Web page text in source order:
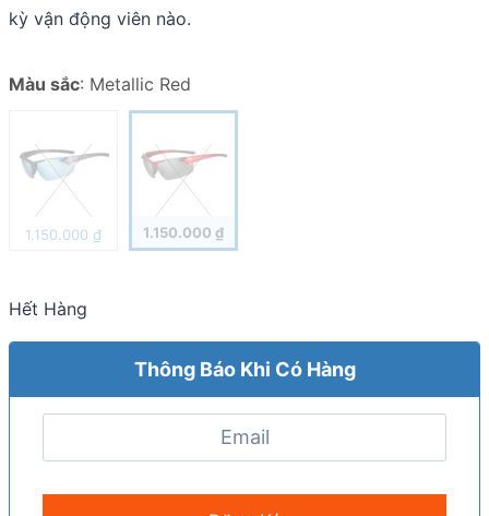
kỳ vận động viên nào.
Màu sắc: Metallic Red
1.150.000 ₫ 1.150.000 ₫
Hết Hàng
Thông Báo Khi Có Hàng